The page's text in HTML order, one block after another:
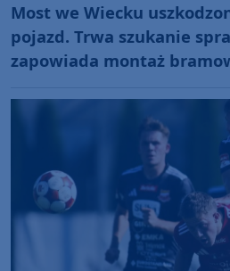
Most we Wiecku
pojazd. Trwa szukanie
zapowiada montaż